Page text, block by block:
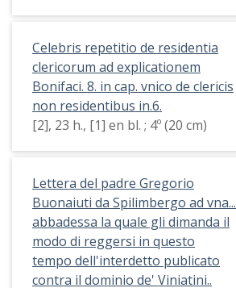
Celebris repetitio de residentia
clericorum ad explicationem
Bonifaci. 8. in cap. vnico de clericis
non residentibus in.6.
[2], 23 h., [1] en bl. ; 4º (20 cm)
Lettera del padre Gregorio
Buonaiuti da Spilimbergo ad vna...
abbadessa la quale gli dimanda il
modo di reggersi in questo
tempo dell'interdetto publicato
contra il dominio de' Viniatini..